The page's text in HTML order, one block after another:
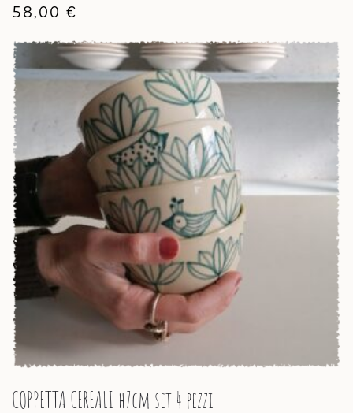
58,00 €
COPPETTA CEREALI h7cm set 4 pezzi